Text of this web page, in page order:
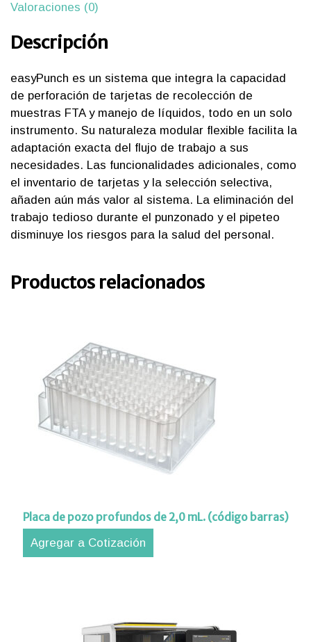
Valoraciones (0)
Descripción
easyPunch es un sistema que integra la capacidad
de perforación de tarjetas de recolección de
muestras FTA y manejo de líquidos, todo en un solo
instrumento. Su naturaleza modular flexible facilita la
adaptación exacta del flujo de trabajo a sus
necesidades. Las funcionalidades adicionales, como
el inventario de tarjetas y la selección selectiva,
añaden aún más valor al sistema. La eliminación del
trabajo tedioso durante el punzonado y el pipeteo
disminuye los riesgos para la salud del personal.
Productos relacionados
Placa de pozo profundos de 2,0 mL. (código barras)
Agregar a Cotización